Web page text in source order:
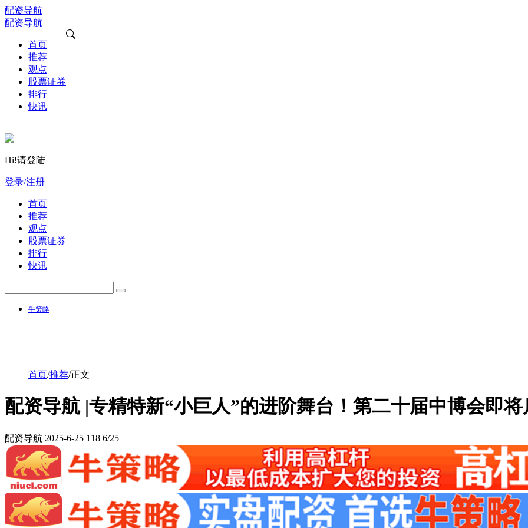
配资导航
配资导航
首页
推荐
观点
股票证券
排行
快讯
Hi!请登陆
登录/注册
首页
推荐
观点
股票证券
排行
快讯
牛策略
首页/推荐/正文
配资导航 |专精特新“小巨人”的进阶舞台！第二十届中博会即将
配资导航 2025-6-25 118 6/25